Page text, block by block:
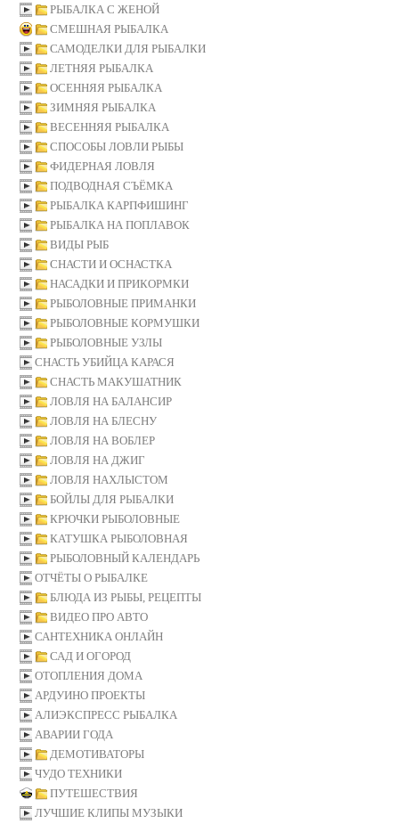
РЫБАЛКА С ЖЕНОЙ
СМЕШНАЯ РЫБАЛКА
САМОДЕЛКИ ДЛЯ РЫБАЛКИ
ЛЕТНЯЯ РЫБАЛКА
ОСЕННЯЯ РЫБАЛКА
ЗИМНЯЯ РЫБАЛКА
ВЕСЕННЯЯ РЫБАЛКА
СПОСОБЫ ЛОВЛИ РЫБЫ
ФИДЕРНАЯ ЛОВЛЯ
ПОДВОДНАЯ СЪЁМКА
РЫБАЛКА КАРПФИШИНГ
РЫБАЛКА НА ПОПЛАВОК
ВИДЫ РЫБ
СНАСТИ И ОСНАСТКА
НАСАДКИ И ПРИКОРМКИ
РЫБОЛОВНЫЕ ПРИМАНКИ
РЫБОЛОВНЫЕ КОРМУШКИ
РЫБОЛОВНЫЕ УЗЛЫ
СНАСТЬ УБИЙЦА КАРАСЯ
СНАСТЬ МАКУШАТНИК
ЛОВЛЯ НА БАЛАНСИР
ЛОВЛЯ НА БЛЕСНУ
ЛОВЛЯ НА ВОБЛЕР
ЛОВЛЯ НА ДЖИГ
ЛОВЛЯ НАХЛЫСТОМ
БОЙЛЫ ДЛЯ РЫБАЛКИ
КРЮЧКИ РЫБОЛОВНЫЕ
КАТУШКА РЫБОЛОВНАЯ
РЫБОЛОВНЫЙ КАЛЕНДАРЬ
ОТЧЁТЫ О РЫБАЛКЕ
БЛЮДА ИЗ РЫБЫ, РЕЦЕПТЫ
ВИДЕО ПРО АВТО
САНТЕХНИКА ОНЛАЙН
САД И ОГОРОД
ОТОПЛЕНИЯ ДОМА
АРДУИНО ПРОЕКТЫ
АЛИЭКСПРЕСС РЫБАЛКА
АВАРИИ ГОДА
ДЕМОТИВАТОРЫ
ЧУДО ТЕХНИКИ
ПУТЕШЕСТВИЯ
ЛУЧШИЕ КЛИПЫ МУЗЫКИ